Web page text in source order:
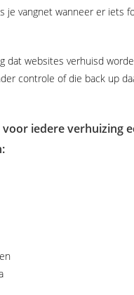
je vangnet wanneer er iets
dat websites verhuisd
controle of die back up
iedere verhuizing